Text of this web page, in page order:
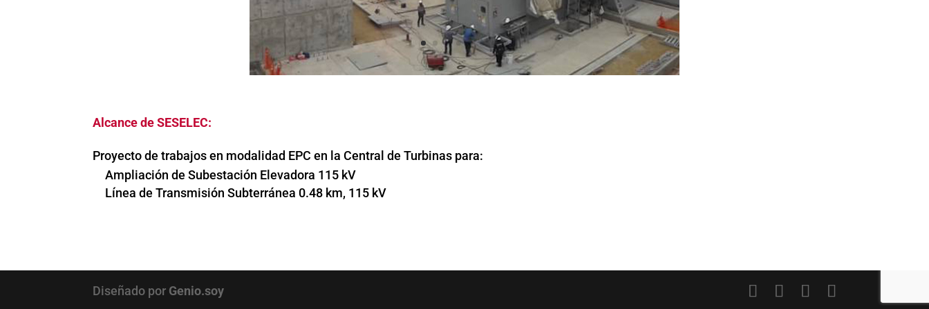
Alcance de SESELEC:
Proyecto de trabajos en modalidad EPC en la Central de Turbinas para:
Ampliación de Subestación Elevadora 115 kV
Línea de Transmisión Subterránea 0.48 km, 115 kV
Diseñado por Genio.soy